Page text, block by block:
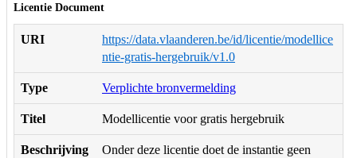
Licentie Document
URI
https://data.vlaanderen.be/id/licentie/modellice
ntie-gratis-hergebruik/v1.0
Type Verplichte bronvermelding
Titel Modellicentie voor gratis hergebruik
Beschrijving
Onder deze licentie doet de instantie geen